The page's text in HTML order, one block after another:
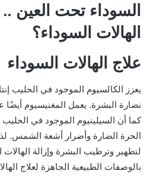
السوداء تحت العين
الهالات السوداء؟
علاج الهالات السوداء
يعزز الكالسيوم الموجود في الحليب
نضارة البشرة. يعمل المغنيسيوم أيضًا
كما أن السيلينيوم الموجود في
الحرة الضارة وأضرار أشعة الشمس.
لتطهير وترطيب البشرة وإزالة الهالات
بالوصفات الطبيعية الجاهزة لعلاج